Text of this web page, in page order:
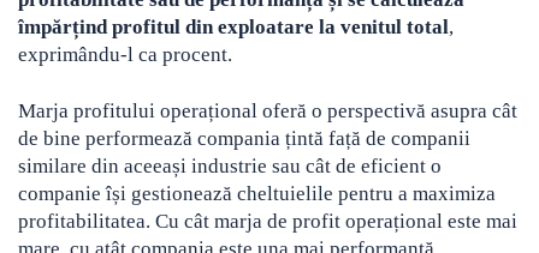
împărțind profitul din exploatare la venitul total,
exprimându-l ca procent.
Marja profitului operațional oferă o perspectivă asupra cât
de bine performează compania țintă față de companii
similare din aceeași industrie sau cât de eficient o
companie își gestionează cheltuielile pentru a maximiza
profitabilitatea. Cu cât marja de profit operațional este mai
mare, cu atât compania este una mai performantă.